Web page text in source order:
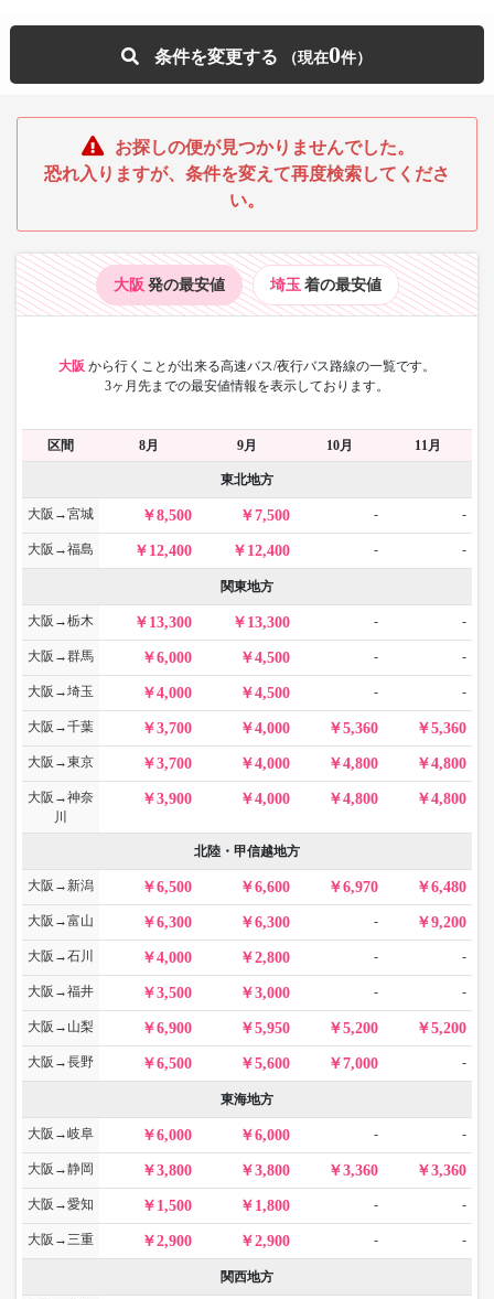
条件を変更する 0
お探しの便が見つかりませんでした。
恐れ入りますが、条件を変えて再度検索してくださ
い。
大阪 発の最安値 埼玉 着の最安値
大阪 から行くことが出来る高速バス/夜行バス路線の一覧です。
3ヶ月先までの最安値情報を表示しております。
区間 8月 9月 10月 11月
東北地方
大阪→宮城 8,500 7,500 - -
大阪→福島 12,400 12,400 - -
関東地方
大阪→栃木 13,300 13,300 - -
大阪→群馬 6,000 4,500 - -
大阪→埼玉 4,000 4,500 - -
大阪→千葉 3,700 4,000 5,360 5,360
大阪→東京 3,700 4,000 4,800 4,800
大阪→神奈
川
3,900 4,000 4,800 4,800
北陸・甲信越地方
大阪→新潟 6,500 6,600 6,970 6,480
大阪→富山 6,300 6,300 - 9,200
大阪→石川 4,000 2,800 - -
大阪→福井 3,500 3,000 - -
大阪→山梨 6,900 5,950 5,200 5,200
大阪→長野 6,500 5,600 7,000 -
東海地方
大阪→岐阜 6,000 6,000 - -
大阪→静岡 3,800 3,800 3,360 3,360
大阪→愛知 1,500 1,800 - -
大阪→三重 2,900 2,900 - -
関西地方